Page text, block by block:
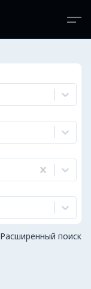
Расширенный поиск